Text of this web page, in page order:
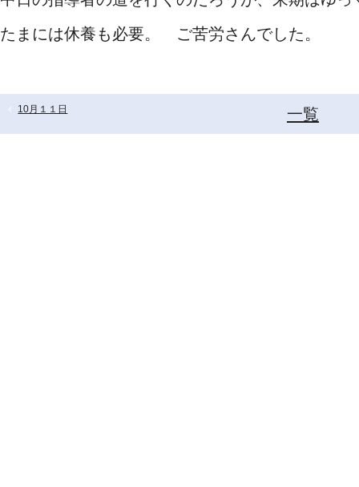
たまには休養も必要。 ご苦労さんでした。
10月１１日 一覧